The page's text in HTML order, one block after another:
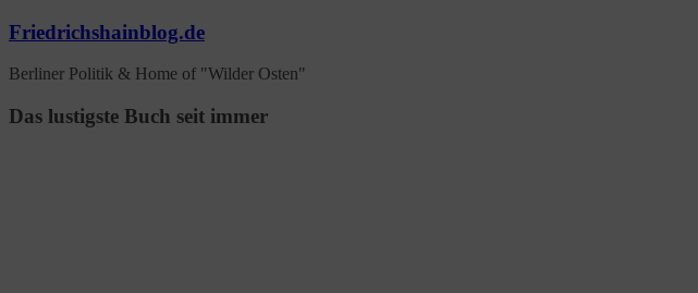
Zum
springen
Friedrichshainblog.de
Berliner Politik & Home of "Wilder Osten"
Das lustigste Buch seit immer